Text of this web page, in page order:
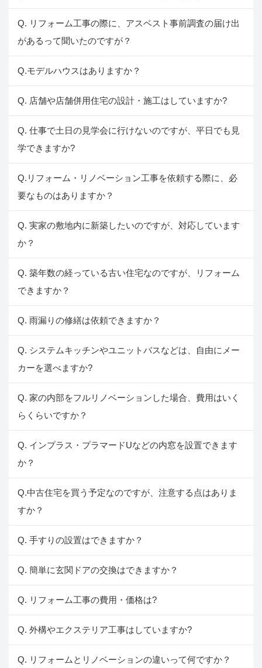
Q. リフォーム工事の際に、アスベスト事前調査の届け出
があるって聞いたのですが？
Q.モデルハウスはありますか？
Q. 店舗や店舗併用住宅の設計・施工はしていますか?
Q. 仕事で土日の見学会に行けないのですが、平日でも見
学できますか?
Q.リフォーム・リノベーション工事を依頼する際に、必
要なものはありますか？
Q. 実家の敷地内に新築したいのですが、対応しています
か？
Q. 築年数の経っている古い住宅なのですが、リフォーム
できますか？
Q. 雨漏りの修繕は依頼できますか？
Q. システムキッチンやユニットバスなどは、自由にメー
カーを選べますか?
Q. 家の内部をフルリノベーションした場合、費用はいく
らくらいですか？
Q. インプラス・プラマードUなどの内窓を設置できます
か？
Q.中古住宅を買う予定なのですが、注意する点はありま
すか？
Q. 手すりの設置はできますか？
Q. 簡単に玄関ドアの交換はできますか？
Q. リフォーム工事の費用・価格は?
Q. 外構やエクステリア工事はしていますか?
Q. リフォームとリノベーションの違いって何ですか？